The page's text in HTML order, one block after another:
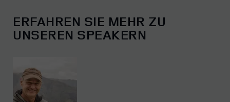
ERFAHREN SIE MEHR ZU
UNSEREN SPEAKERN